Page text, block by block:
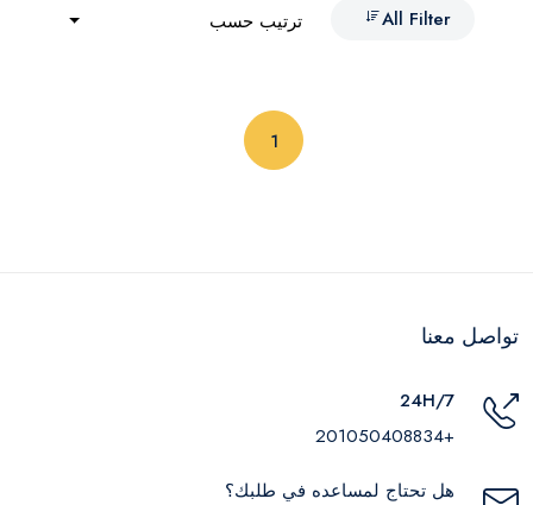
All Filter
ترتيب حسب
1
تواصل معنا
24H/7
+201050408834
هل تحتاج لمساعده في طلبك؟